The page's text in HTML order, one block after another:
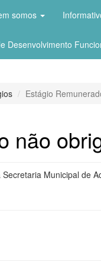
somos
Desenvolvimento
Estágio
não
Municipal de